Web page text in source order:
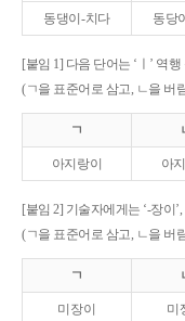
동댕이-치다 동당
[붙임 1] 다음 단어는 ‘ㅣ’ 역
(ㄱ을 표준어로 삼고, ㄴ을 버
ㄱ
아지랑이 아
[붙임 2] 기술자에게는 ‘-장이
(ㄱ을 표준어로 삼고, ㄴ을 버
ㄱ
미장이 미